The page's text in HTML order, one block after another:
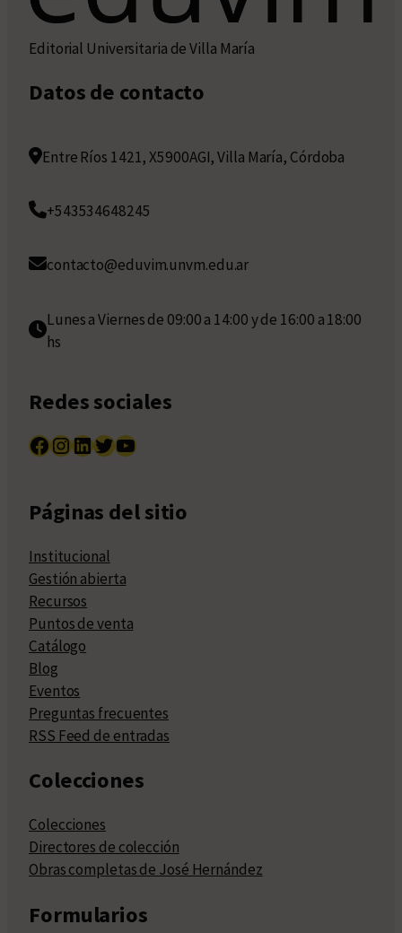
Editorial Universitaria de Villa María
Datos de contacto
Entre Ríos 1421, X5900AGI, Villa María, Córdoba
+543534648245
contacto@eduvim.unvm.edu.ar
Lunes a Viernes de 09:00 a 14:00 y de 16:00 a 18:00
hs
Redes sociales
Facebook InstagramLinkedIn Twitter YouTube
Páginas del sitio
Institucional
Gestión abierta
Recursos
Puntos de venta
Catálogo
Blog
Eventos
Preguntas frecuentes
RSS Feed de entradas
Colecciones
Colecciones
Directores de colección
Obras completas de José Hernández
Formularios